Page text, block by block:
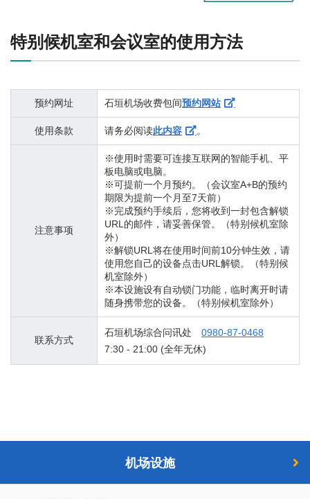
特别候机室和会议室的使用方法
预约网址 石垣机场收费包间预约网站
使用条款 请务必阅读此内容 。
注意事项
※使用时需要可连接互联网的智能手机、平
板电脑或电脑。
※可提前一个月预约。（会议室A+B的预约
期限为提前一个月至7天前）
※完成预约手续后，您将收到一封包含解锁
URL的邮件，请妥善保管。（特别候机室除
外）
※解锁URL将在使用时间前10分钟生效，请
使用您自己的设备点击URL解锁。（特别候
机室除外）
※本设施设有自动锁门功能，临时离开时请
随身携带您的设备。（特别候机室除外）
联系方式
石垣机场综合问讯处 0980-87-0468
7:30 - 21:00 (全年无休)
机场设施